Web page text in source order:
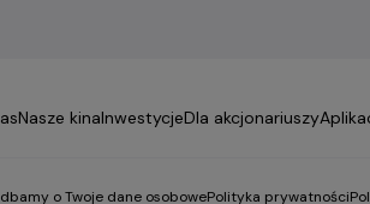
Nasze kinaInwestycjeDla akcjonariuszy
o Twoje dane osobowePolityka prywatności